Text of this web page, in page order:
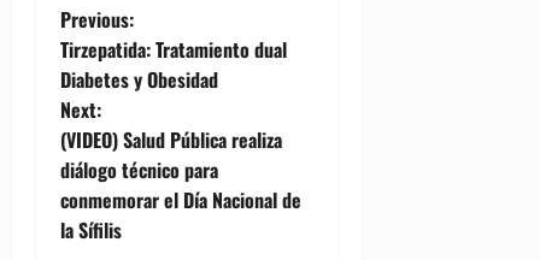
P
o
s
t
n
Previous:
Tirzepatida: Tratamiento dual
Diabetes y Obesidad
Next:
(VIDEO) Salud Pública realiza
diálogo técnico para
conmemorar el Día Nacional de
la Sífilis